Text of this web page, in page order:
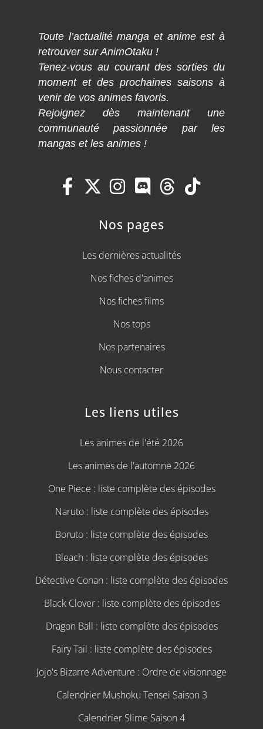
Toute l’actualité manga et anime est à
retrouver sur AnimOtaku !
Tenez-vous au courant des sorties du
moment et des prochaines saisons à
venir de vos animes favoris.
Rejoignez dès maintenant une
communauté passionnée par les
mangas et les animes !
Nos pages
Les dernières actualités
Nos fiches d'animes
Nos fiches films
Nos tops
Nos partenaires
Nous contacter
Les liens utiles
Les animes de l'été 2026
Les animes de l'automne 2026
One Piece : liste complète des épisodes
Naruto : liste complète des épisodes
Boruto : liste complète des épisodes
Bleach : liste complète des épisodes
Détective Conan : liste complète des épisodes
Black Clover : liste complète des épisodes
Dragon Ball : liste complète des épisodes
Fairy Tail : liste complète des épisodes
Jojo's Bizarre Adventure : Ordre de visionnage
Calendrier Mushoku Tensei Saison 3
Calendrier Slime Saison 4